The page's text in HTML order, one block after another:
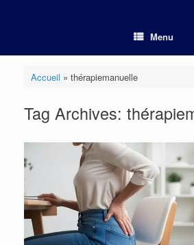
Menu
Accueil » thérapiemanuelle
Tag Archives: